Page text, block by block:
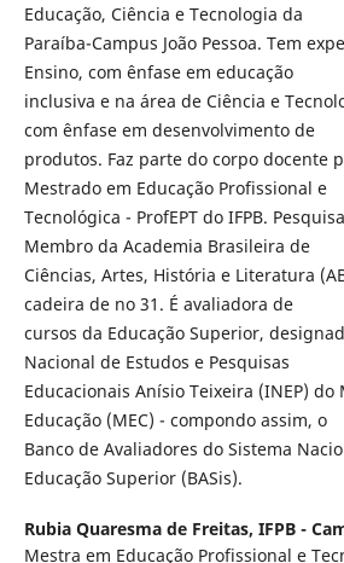
Educação, Ciência e Tecnologia da
Paraíba-Campus João Pessoa. Tem
Ensino, com ênfase em educação
inclusiva e na área de Ciência e
com ênfase em desenvolvimento de
produtos. Faz parte do corpo docente
Mestrado em Educação Profissional e
Tecnológica - ProfEPT do IFPB.
Membro da Academia Brasileira de
Ciências, Artes, História e Literatura
cadeira de no 31. É avaliadora de
cursos da Educação Superior,
Nacional de Estudos e Pesquisas
Educacionais Anísio Teixeira (INEP)
Educação (MEC) - compondo assim, o
Banco de Avaliadores do Sistema
Educação Superior (BASis).
Rubia Quaresma de Freitas, IFPB -
Mestra em Educação Profissional e